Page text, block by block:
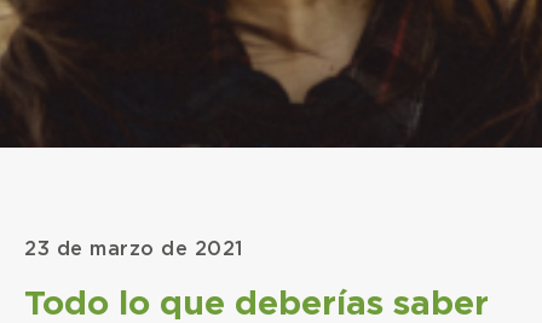
23 de marzo de 2021
Todo lo que deberías saber